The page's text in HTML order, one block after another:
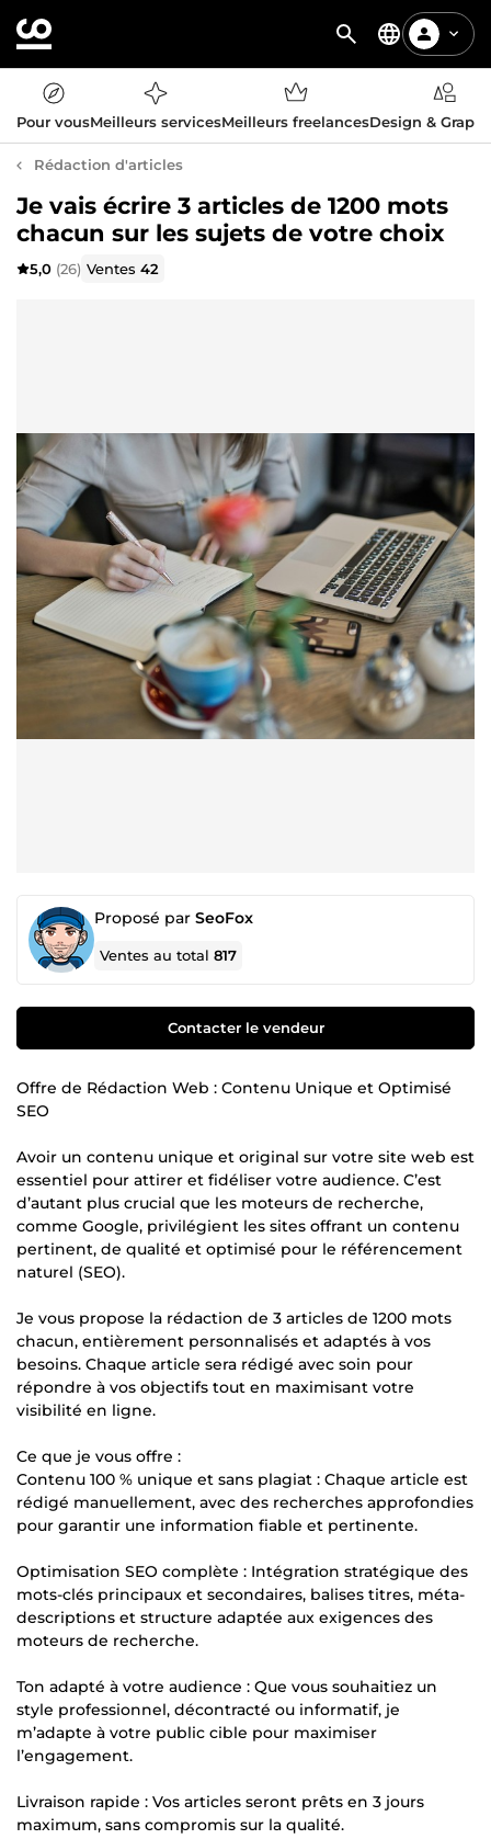
Pour vousMeilleurs servicesMeilleurs freelancesDesign &
Rédaction d'articles
Je vais écrire 3 articles de 1200 mots
chacun sur les sujets de votre choix
5,0 (26) Ventes42
Proposé par SeoFox
Ventes au total817
Contacter le vendeur
Offre de Rédaction Web : Contenu Unique et Optimisé
SEO
Avoir un contenu unique et original sur votre site web est
essentiel pour attirer et fidéliser votre audience. C’est
d’autant plus crucial que les moteurs de recherche,
comme Google, privilégient les sites offrant un contenu
pertinent, de qualité et optimisé pour le référencement
naturel (SEO).
Je vous propose la rédaction de 3 articles de 1200 mots
chacun, entièrement personnalisés et adaptés à vos
besoins. Chaque article sera rédigé avec soin pour
répondre à vos objectifs tout en maximisant votre
visibilité en ligne.
Ce que je vous offre :
Contenu 100 % unique et sans plagiat : Chaque article est
rédigé manuellement, avec des recherches approfondies
pour garantir une information fiable et pertinente.
Optimisation SEO complète : Intégration stratégique des
mots-clés principaux et secondaires, balises titres, méta-
descriptions et structure adaptée aux exigences des
moteurs de recherche.
Ton adapté à votre audience : Que vous souhaitiez un
style professionnel, décontracté ou informatif, je
m’adapte à votre public cible pour maximiser
l’engagement.
Livraison rapide : Vos articles seront prêts en 3 jours
maximum, sans compromis sur la qualité.